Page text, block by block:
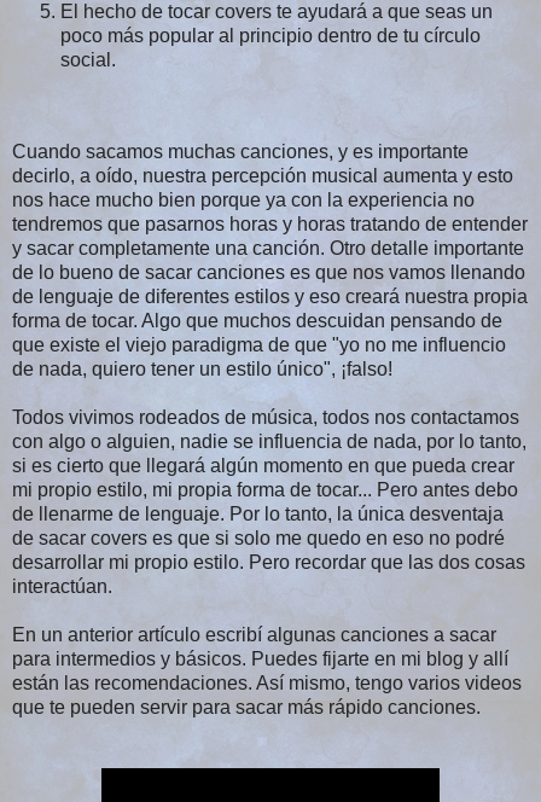
El hecho de tocar covers te ayudará a que seas un
poco más popular al principio dentro de tu círculo
social.
Cuando sacamos muchas canciones, y es importante
decirlo, a oído, nuestra percepción musical aumenta y esto
nos hace mucho bien porque ya con la experiencia no
tendremos que pasarnos horas y horas tratando de entender
y sacar completamente una canción. Otro detalle importante
de lo bueno de sacar canciones es que nos vamos llenando
de lenguaje de diferentes estilos y eso creará nuestra propia
forma de tocar. Algo que muchos descuidan pensando de
que existe el viejo paradigma de que "yo no me influencio
de nada, quiero tener un estilo único", ¡falso!
Todos vivimos rodeados de música, todos nos contactamos
con algo o alguien, nadie se influencia de nada, por lo tanto,
si es cierto que llegará algún momento en que pueda crear
mi propio estilo, mi propia forma de tocar... Pero antes debo
de llenarme de lenguaje. Por lo tanto, la única desventaja
de sacar covers es que si solo me quedo en eso no podré
desarrollar mi propio estilo. Pero recordar que las dos cosas
interactúan.
En un anterior artículo escribí algunas canciones a sacar
para intermedios y básicos. Puedes fijarte en mi blog y allí
están las recomendaciones. Así mismo, tengo varios videos
que te pueden servir para sacar más rápido canciones.